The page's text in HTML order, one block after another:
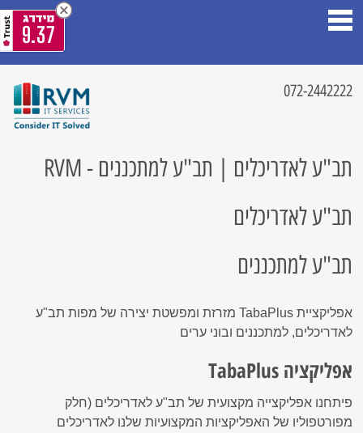
072-2442222
תב"ע לאדריכלים | תב"ע למתכננים - RVM
תב"ע לאדריכלים
תב"ע למתכננים
אפליקציית TabaPlus מזרזת ומפשטת יצירה של מפות תב"ע
לאדריכלים, למתכננים ובוני ערים
אפליקציה TabaPlus
פיתחנו אפליקצייה מקצועית של תב"ע לאדריכלים (חלק
מפורטפוליו של האפליקציות המקצועיות שלנו לאדריכלים
9.37